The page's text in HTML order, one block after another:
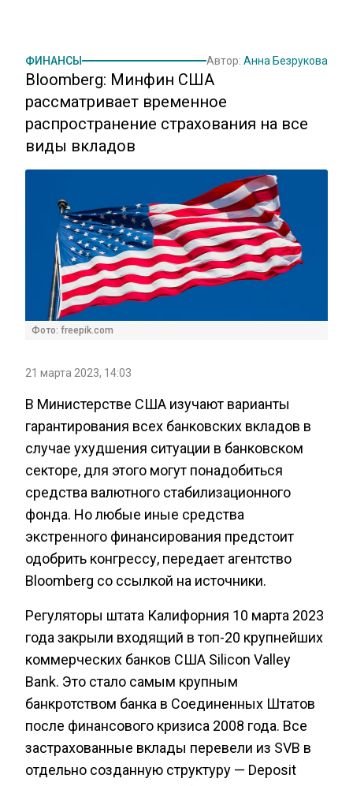
ФИНАНСЫ Автор: Анна Безрукова
Bloomberg: Минфин США
рассматривает временное
распространение страхования на все
виды вкладов
Фото: freepik.com
21 марта 2023, 14:03
В Министерстве США изучают варианты
гарантирования всех банковских вкладов в
случае ухудшения ситуации в банковском
секторе, для этого могут понадобиться
средства валютного стабилизационного
фонда. Но любые иные средства
экстренного финансирования предстоит
одобрить конгрессу, передает агентство
Bloomberg со ссылкой на источники.
Регуляторы штата Калифорния 10 марта 2023
года закрыли входящий в топ-20 крупнейших
коммерческих банков США Silicon Valley
Bank. Это стало самым крупным
банкротством банка в Соединенных Штатов
после финансового кризиса 2008 года. Все
застрахованные вклады перевели из SVB в
отдельно созданную структуру — Deposit